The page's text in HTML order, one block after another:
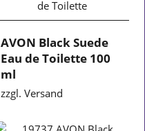
AVON Black Suede
Eau de Toilette 100
ml
zzgl. Versand